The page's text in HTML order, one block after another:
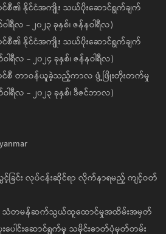
င်စီ၏ နိုင်ငံအကျိုး သယ်ပိုးဆောင်ရွက်ချက်
ါရီလ - ၂၀၂၃ ခုနှစ်၊ ဇန်နဝါရီလ)
င်စီ၏ နိုင်ငံအကျိုး သယ်ပိုးဆောင်ရွက်ချက်
ါရီလ - ၂၀၂၄ ခုနှစ်၊ ဇန်နဝါရီလ)
ာင်စီ တာဝန်ယူခဲ့သည့်ကာလ ဖွံ့ဖြိုးတိုးတက်မှု
ါရီလ - ၂၀၂၃ ခုနှစ်၊ ဒီဇင်ဘာလ)
ြင်း လုပ်ငန်းဆိုင်ရာ လိုက်နာရမည့် ကျင့်ဝတ်
ရှား သံတမန်ဆက်သွယ်ထူထောင်မှုအထိမ်းအမှတ်
ပူးပေါင်းဆောင်ရွက်မှု သမိုင်းဓာတ်ပုံမှတ်တမ်း